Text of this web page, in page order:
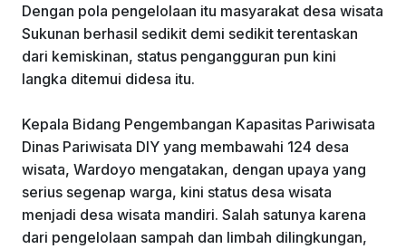
Dengan pola pengelolaan itu masyarakat desa wisata
Sukunan berhasil sedikit demi sedikit terentaskan
dari kemiskinan, status pengangguran pun kini
langka ditemui didesa itu.
Kepala Bidang Pengembangan Kapasitas Pariwisata
Dinas Pariwisata DIY yang membawahi 124 desa
wisata, Wardoyo mengatakan, dengan upaya yang
serius segenap warga, kini status desa wisata
menjadi desa wisata mandiri. Salah satunya karena
dari pengelolaan sampah dan limbah dilingkungan,